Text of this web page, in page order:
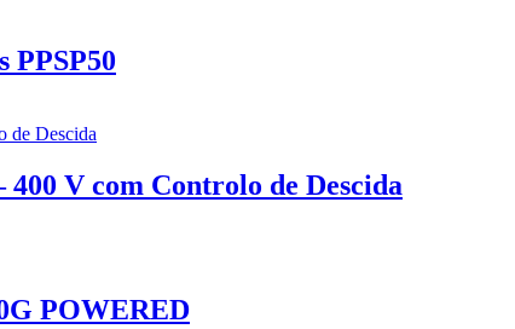
PPSP50
V com Controlo de Descida
POWERED